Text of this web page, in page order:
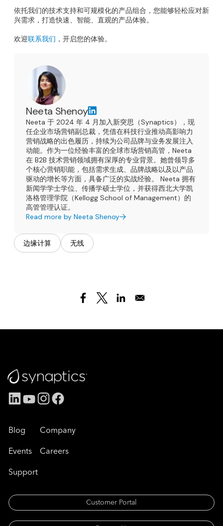
依托我们的技术支持和可规模化的产品组合，您能够轻松应对新
兴需求，打造快速、智能、直观的产品体验。
欢迎联系我们 ，开启您的体验。
Neeta Shenoy
Neeta 于 2024 年 4 月加入新突思（Synaptics），现
任企业市场营销副总裁，凭借在科技行业推动高影响力
营销战略的出色履历，持续为公司品牌与业务发展注入
动能。作为一位经验丰富的全球市场营销高管，Neeta
在 B2B 技术营销领域拥有深厚的专业背景。她曾领导多
个核心营销职能，包括需求生成、品牌战略以及以产品
驱动的增长等方面，具备广泛的实战经验。 Neeta 拥有
新闻学学士学位、传播学硕士学位，并获得西北大学凯
洛格管理学院（Kellogg School of Management）的
高管管理认证。
Read more by Neeta Shenoy
边缘计算 无线
Blog
Events
Support
Company
Careers
Customer Portal